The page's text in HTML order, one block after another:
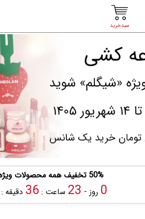
سبدخرید
50% تخفیف همه محصولات ویژه تابستان
0 روز - 23 ساعت :36 دقیقه :